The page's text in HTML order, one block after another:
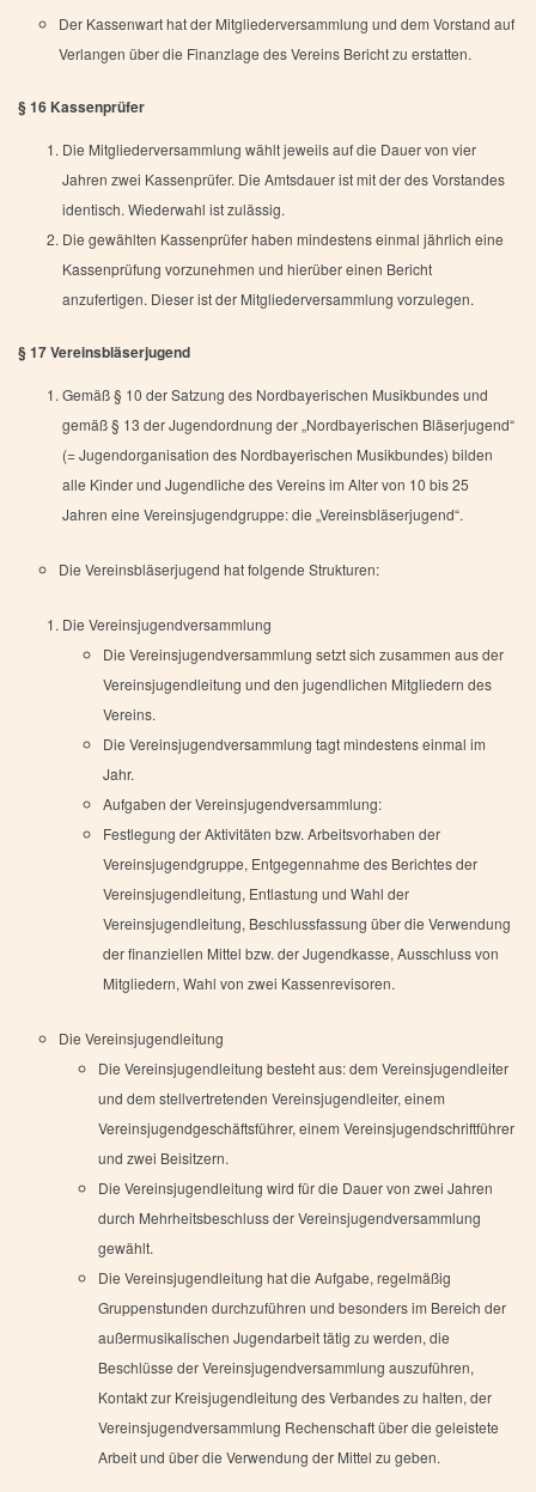
Der Kassenwart hat der Mitgliederversammlung und dem Vorstand auf
Verlangen über die Finanzlage des Vereins Bericht zu erstatten.
§ 16 Kassenprüfer
Die Mitgliederversammlung wählt jeweils auf die Dauer von vier
Jahren zwei Kassenprüfer. Die Amtsdauer ist mit der des Vorstandes
identisch. Wiederwahl ist zulässig.
Die gewählten Kassenprüfer haben mindestens einmal jährlich eine
Kassenprüfung vorzunehmen und hierüber einen Bericht
anzufertigen. Dieser ist der Mitgliederversammlung vorzulegen.
§ 17 Vereinsbläserjugend
Gemäß § 10 der Satzung des Nordbayerischen Musikbundes und
gemäß § 13 der Jugendordnung der „Nordbayerischen Bläserjugend“
(= Jugendorganisation des Nordbayerischen Musikbundes) bilden
alle Kinder und Jugendliche des Vereins im Alter von 10 bis 25
Jahren eine Vereinsjugendgruppe: die „Vereinsbläserjugend“.
Die Vereinsbläserjugend hat folgende Strukturen:
Die Vereinsjugendversammlung
Die Vereinsjugendversammlung setzt sich zusammen aus der
Vereinsjugendleitung und den jugendlichen Mitgliedern des
Vereins.
Die Vereinsjugendversammlung tagt mindestens einmal im
Jahr.
Aufgaben der Vereinsjugendversammlung:
Festlegung der Aktivitäten bzw. Arbeitsvorhaben der
Vereinsjugendgruppe, Entgegennahme des Berichtes der
Vereinsjugendleitung, Entlastung und Wahl der
Vereinsjugendleitung, Beschlussfassung über die Verwendung
der finanziellen Mittel bzw. der Jugendkasse, Ausschluss von
Mitgliedern, Wahl von zwei Kassenrevisoren.
Die Vereinsjugendleitung
Die Vereinsjugendleitung besteht aus: dem Vereinsjugendleiter
und dem stellvertretenden Vereinsjugendleiter, einem
Vereinsjugendgeschäftsführer, einem Vereinsjugendschriftführer
und zwei Beisitzern.
Die Vereinsjugendleitung wird für die Dauer von zwei Jahren
durch Mehrheitsbeschluss der Vereinsjugendversammlung
gewählt.
Die Vereinsjugendleitung hat die Aufgabe, regelmäßig
Gruppenstunden durchzuführen und besonders im Bereich der
außermusikalischen Jugendarbeit tätig zu werden, die
Beschlüsse der Vereinsjugendversammlung auszuführen,
Kontakt zur Kreisjugendleitung des Verbandes zu halten, der
Vereinsjugendversammlung Rechenschaft über die geleistete
Arbeit und über die Verwendung der Mittel zu geben.